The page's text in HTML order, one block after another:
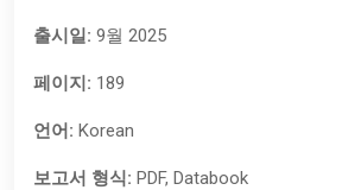
출시일: 9월 2025
페이지: 189
언어: Korean
보고서 형식: PDF, Databook